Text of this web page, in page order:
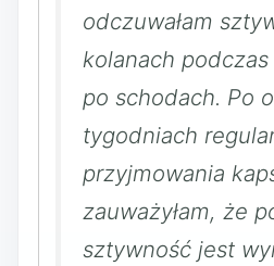
odczuwałam
kolanach
po schodach. Po
tygodniach
przyjmowania
zauważyłam, że
sztywność jest